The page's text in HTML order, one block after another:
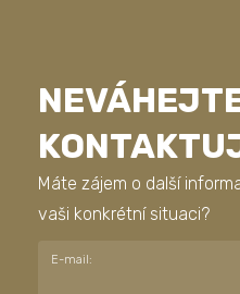
Máte zájem o další
vaši konkrétní situaci?
E-mail: